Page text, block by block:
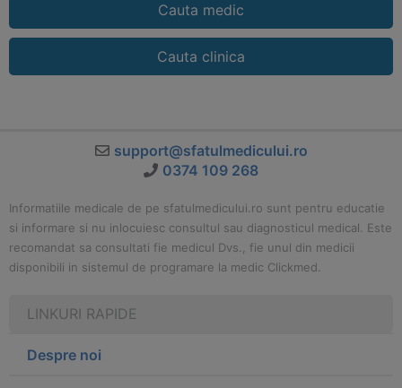
Cauta medic
Cauta clinica
support@sfatulmedicului.ro
0374 109 268
Informatiile medicale de pe sfatulmedicului.ro sunt pentru educatie
si informare si nu inlocuiesc consultul sau diagnosticul medical. Este
recomandat sa consultati fie medicul Dvs., fie unul din medicii
disponibili in sistemul de programare la medic Clickmed.
LINKURI RAPIDE
Despre noi